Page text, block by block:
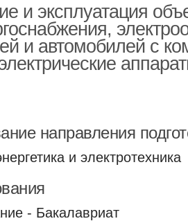
и эксплуатация
и автомобилей с
направления
и электротехника
- Бакалавриат